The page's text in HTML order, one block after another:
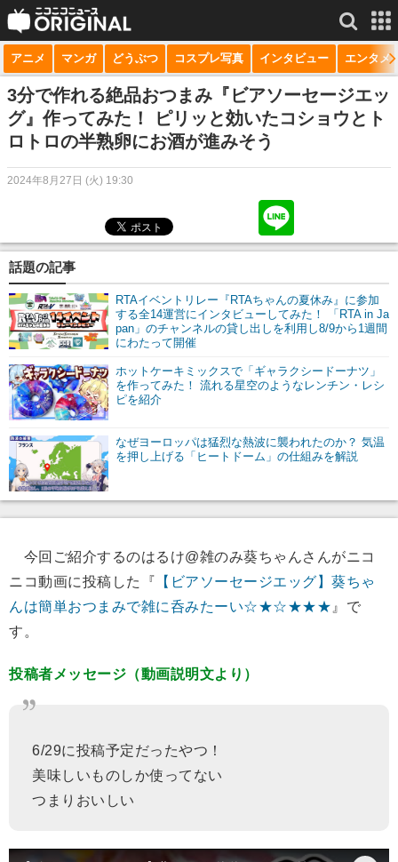
サービス一覧 もっと見る
niconico
動画
生放送
マンガ
ニコニコQ
アニメ マンガ どうぶつ コスプレ写真 インタビュー エンタメ
3分で作れる絶品おつまみ『ビアソーセージエッ
グ』作ってみた！ ピリッと効いたコショウとト
ロトロの半熟卵にお酒が進みそう
2024年8月27日 (火) 19:30
話題の記事
RTAイベントリレー『RTAちゃんの夏休み』に参加
する全14運営にインタビューしてみた！ 「RTA in Ja
pan」のチャンネルの貸し出しを利用し8/9から1週間
にわたって開催
ホットケーキミックスで「ギャラクシードーナツ」
を作ってみた！ 流れる星空のようなレンチン・レシ
ピを紹介
なぜヨーロッパは猛烈な熱波に襲われたのか？ 気温
を押し上げる「ヒートドーム」の仕組みを解説
今回ご紹介するのはるけ@雑のみ葵ちゃんさんがニコ
ニコ動画に投稿した『 【ビアソーセージエッグ】葵ちゃ
んは簡単おつまみで雑に呑みたーい☆★☆★★★ 』で
す。
投稿者メッセージ（動画説明文より）
6/29に投稿予定だったやつ！
美味しいものしか使ってない
つまりおいしい